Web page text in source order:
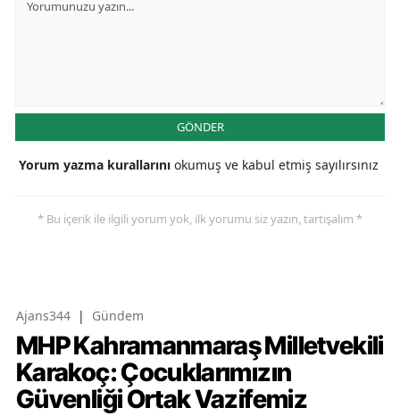
GÖNDER
Yorum yazma kurallarını okumuş ve kabul etmiş sayılırsınız
* Bu içerik ile ilgili yorum yok, ilk yorumu siz yazın, tartışalım *
Ajans344 | Gündem
MHP Kahramanmaraş Milletvekili
Karakoç: Çocuklarımızın
Güvenliği Ortak Vazifemiz